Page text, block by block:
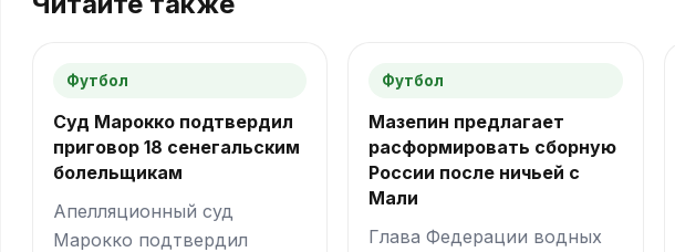
Футбол
Суд Марокко подтвердил
приговор 18 сенегальским
болельщикам
Апелляционный суд
Марокко подтвердил
Футбол
Мазепин предлагает
расформировать сборную
России после ничьей с
Мали
Глава Федерации водных